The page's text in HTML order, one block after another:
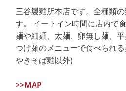
三谷製麺所本店です。全種類
す。 イートイン時間に店内で
麺や細麺、太麺、卵無し麺、
つけ麺のメニューで食べられ
やきそば麺以外)
>>MAP